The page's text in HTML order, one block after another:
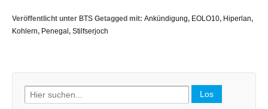
Veröffentlicht unter BTS Getagged mit: Ankündigung, EOLO10, Hiperlan,
Kohlern, Penegal , Stilfserjoch
Search
for: